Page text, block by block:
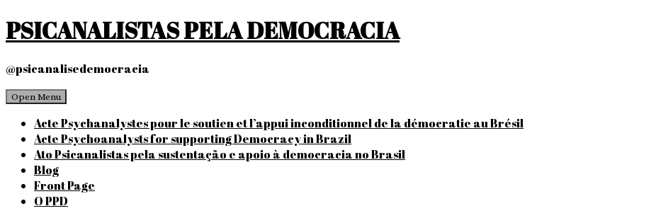
Skip
to
PSICANALISTAS PELA DEMOCRACIA
@psicanalisedemocracia
Open Menu
Acte Psychanalystes pour le soutien et l’appui inconditionnel de la démocratie au Brésil
Acte Psychoanalysts for supporting Democracy in Brazil
Ato Psicanalistas pela sustentação e apoio à democracia no Brasil
Blog
Front Page
O PPD